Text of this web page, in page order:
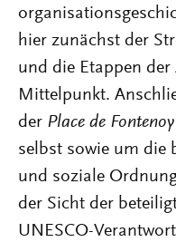
hier zunächst der
und die Etappen
Mittelpunkt.
der Place de Fontenoy
selbst sowie um die
und soziale
der Sicht der
UNESCO-